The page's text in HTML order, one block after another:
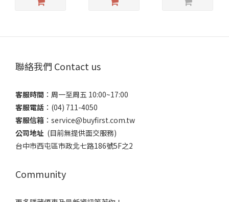
聯絡我們 Contact us
客服時間 ：​周一至周五 10:00~17:00
客服電話 ​：(04) 711-4050
客服信箱 ：​service@buyfirst.com.tw
公司地址 (目前無提供面交服務) ​
台中市西屯區市政北七路186號5F之2
Community